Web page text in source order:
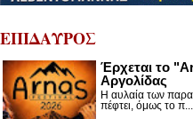
ΕΠΙΔΑΥΡΟΣ
Έρχεται το
Αργολίδας
Η αυλαία των
πέφτει, όμως το π...